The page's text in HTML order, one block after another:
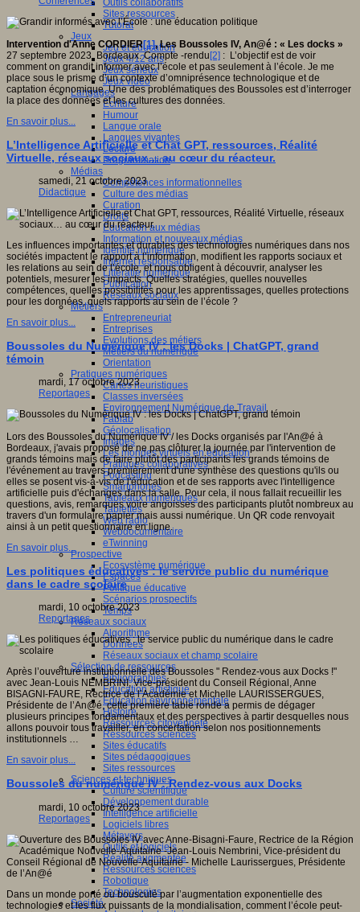
Outils collaboratifs
Sites ressources
Tutorat
Jeux
Jeu et éducation
Jeux 4/12 ans
Jeux sérieux
Jeux vidéo
Langages
Ecriture
Humour
Langue orale
Langues vivantes
Lecture
Programmation
Médias
Compétences informationnelles
Culture des médias
Curation
Droits
Education aux médias
Information et nouveaux médias
Identité numérique
Internet responsable
Littératie numérique
Publication
Réseaux sociaux
Métiers
Entrepreneuriat
Entreprises
Evolutions des métiers
Métiers du numérique
Orientation
Pratiques numériques
Cartes heuristiques
Classes inversées
Environnement Numérique de Travail
Fablab
Géolocalisation
Images
Les mondes virtuels en éducation
Pratiques collaboratives
Podcasting
Smartphones
Tableaux numériques
Tablettes
Web radio
Webdocumentaire
eTwinning
Prospective
Ecosystème numérique
Espaces
Politique éducative
Scénarios prospectifs
Temps
Réseaux sociaux
Algorithme
Données
Réseaux sociaux et champ scolaire
Sélection de ressources
Bibliographies
Education artistique
Education environnementale
Histoire
Ressources citoyenneté
Ressources sciences
Sites éducatifs
Sites pédagogiques
Sites ressources
Sciences et techniques
Culture scientifique
Développement durable
Intelligence artificielle
Logiciels libres
Métavers
Outils et logiciels
Réalité augmentée
Ressources sciences
Robotique
Technologies
Société
Intervention d'Anne CORDIER[1], Les Boussoles IV, An@é : « Les docks »
27 septembre 2023, Bordeaux. Compte -rendu [2] : L’objectif est de voir
comment on grandit informer avec l’école et pas seulement à l’école. Je me
place sous le prisme d’un contexte d’omniprésence technologique et de
captation économique. Une des problématiques des Boussoles est d’interroger
la place des données et les cultures des données.
En savoir plus...
L’Intelligence Artificielle et Chat GPT, ressources, Réalité
Virtuelle, réseaux sociaux… au cœur du réacteur.
samedi, 21 octobre 2023
Didactique
Les influences importantes et durables des technologies numériques dans nos
sociétés impactent le rapport à l’information, modifient les rapports sociaux et
les relations au sein de l’école, et nous obligent à découvrir, analyser les
potentiels, mesurer les impacts. Quelles stratégies, quelles nouvelles
compétences, quelles possibilités pour les apprentissages, quelles protections
pour les données, quels rapports au sein de l’école ?
En savoir plus...
Boussoles du Numérique IV : les Docks | ChatGPT, grand
témoin
mardi, 17 octobre 2023
Reportages
Lors des Boussoles du Numérique IV / les Docks organisés par l'An@é à
Bordeaux, j'avais proposé de ne pas clôturer la journée par l'intervention de
grands témoins mais de faire plutôt des participants les grands témoins de
l'événement au travers premièrement d'une synthèse des questions qu'ils ou
elles se posent vis-à-vis de l'éducation et de ses rapports avec l'intelligence
artificielle puis d'échanges dans la salle. Pour cela, il nous fallait recueillir les
questions, avis, remarques voire angoisses des participants plutôt nombreux au
travers d'un formulaire papier mais aussi numérique. Un QR code renvoyait
ainsi à un petit questionnaire en ligne.
En savoir plus...
Les politiques éducatives : le service public du numérique
dans le cadre scolaire
mardi, 10 octobre 2023
Reportages
Après l’ouverture institutionnelle des Boussoles " Rendez-vous aux Docks !"
avec Jean-Louis NEMBRINI, Vice-président du Conseil Régional, Anne
BISAGNI-FAURE, Rectrice de l’Académie et Michelle LAURISSERGUES,
Présidente de l’An@é, cette première table ronde a permis de dégager
plusieurs principes fondamentaux et des perspectives à partir desquelles nous
allons pouvoir tous travailler, en concertation selon nos positionnements
institutionnels …
En savoir plus...
Boussoles du numérique IV : Rendez-vous aux Docks
mardi, 10 octobre 2023
Reportages
Dans un monde porté ou bousculé par l’augmentation exponentielle des
technologies et les flux puissants de la mondialisation, comment l’école peut-